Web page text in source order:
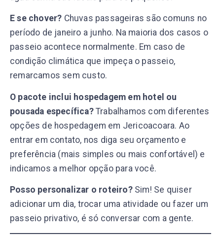
E se chover? Chuvas passageiras são comuns no
período de janeiro a junho. Na maioria dos casos o
passeio acontece normalmente. Em caso de
condição climática que impeça o passeio,
remarcamos sem custo.
O pacote inclui hospedagem em hotel ou
pousada específica?Trabalhamos com diferentes
opções de hospedagem em Jericoacoara. Ao
entrar em contato, nos diga seu orçamento e
preferência (mais simples ou mais confortável) e
indicamos a melhor opção para você.
Posso personalizar o roteiro?Sim! Se quiser
adicionar um dia, trocar uma atividade ou fazer um
passeio privativo, é só conversar com a gente.